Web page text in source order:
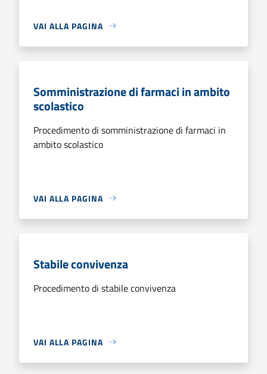
VAI ALLA PAGINA
Somministrazione di farmaci in ambito
scolastico
Procedimento di somministrazione di farmaci in
ambito scolastico
VAI ALLA PAGINA
Stabile convivenza
Procedimento di stabile convivenza
VAI ALLA PAGINA